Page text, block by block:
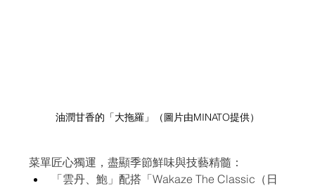
油潤甘香的「大拖羅」 （圖片由MINATO提供）
菜單匠心獨運，盡顯季節鮮味與技藝精髓：
「雲丹、鮑」配搭「Wakaze The Classic（日